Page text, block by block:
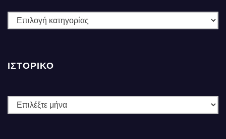
ΚΑΤΗΓΟΡΙΕΣ
ΙΣΤΟΡΙΚΌ
Ιστορικό